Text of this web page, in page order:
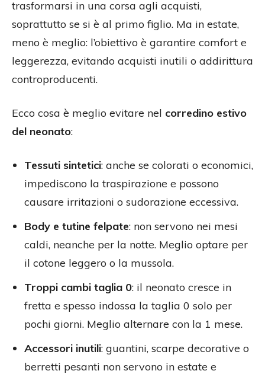
trasformarsi in una corsa agli acquisti,
soprattutto se si è al primo figlio. Ma in estate,
meno è meglio: l’obiettivo è garantire comfort e
leggerezza, evitando acquisti inutili o addirittura
controproducenti.
Ecco cosa è meglio evitare nel corredino estivo
del neonato:
Tessuti sintetici: anche se colorati o economici,
impediscono la traspirazione e possono
causare irritazioni o sudorazione eccessiva.
Body e tutine felpate: non servono nei mesi
caldi, neanche per la notte. Meglio optare per
il cotone leggero o la mussola.
Troppi cambi taglia 0: il neonato cresce in
fretta e spesso indossa la taglia 0 solo per
pochi giorni. Meglio alternare con la 1 mese.
Accessori inutili: guantini, scarpe decorative o
berretti pesanti non servono in estate e